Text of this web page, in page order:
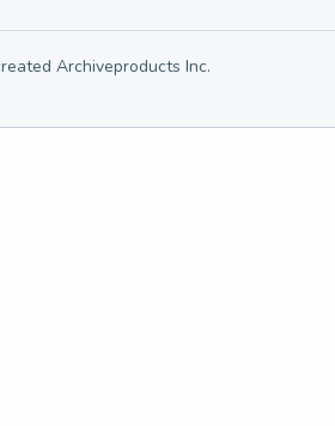
Archiveproducts Inc.